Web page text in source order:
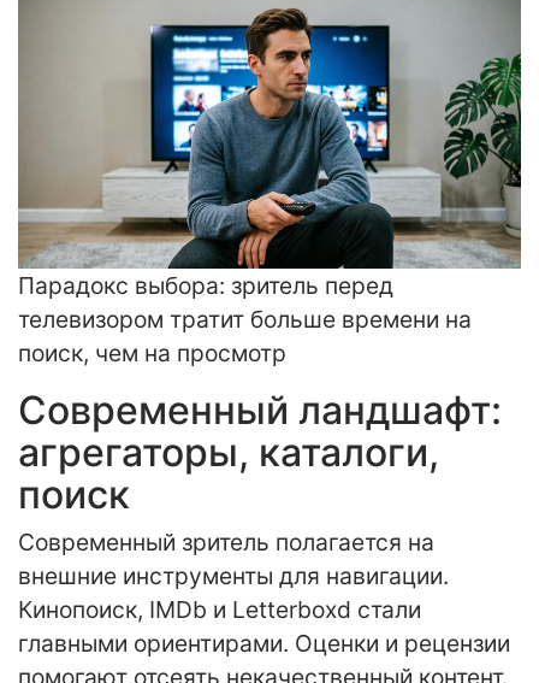
Парадокс выбора: зритель перед
телевизором тратит больше времени на
поиск, чем на просмотр
Современный ландшафт:
агрегаторы, каталоги,
поиск
Современный зритель полагается на
внешние инструменты для навигации.
Кинопоиск, IMDb и Letterboxd стали
главными ориентирами. Оценки и рецензии
помогают отсеять некачественный контент.